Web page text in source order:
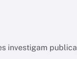
investigam